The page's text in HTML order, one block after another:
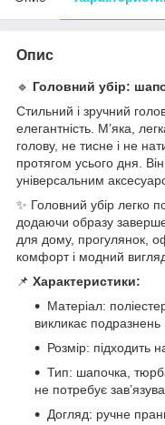
Опис
🔹 Головний убір:
Стильний і зручний
елегантність. М’яка,
голову, не тисне і не
протягом усього дня.
універсальним
✨ Головний убір легко
додаючи образу
для дому, прогулянок,
комфорт і модний
📌 Характеристики:
Матеріал:
викликає подразнень
Розмір: підходить
Тип: шапочка,
не потребує
Догляд: ручне